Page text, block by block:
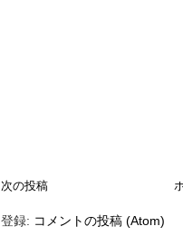
次の投稿
登録: コメントの投稿 (Atom)